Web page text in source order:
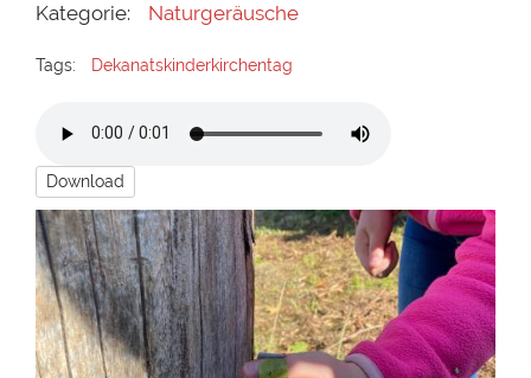
Kategorie: Naturgeräusche
Tags: Dekanatskinderkirchentag
Download